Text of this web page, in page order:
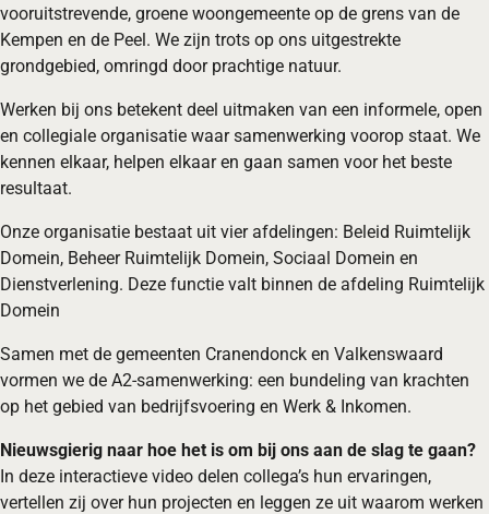
vooruitstrevende, groene woongemeente op de grens van de
Kempen en de Peel. We zijn trots op ons uitgestrekte
grondgebied, omringd door prachtige natuur.
Werken bij ons betekent deel uitmaken van een informele, open
en collegiale organisatie waar samenwerking voorop staat. We
kennen elkaar, helpen elkaar en gaan samen voor het beste
resultaat.
Onze organisatie bestaat uit vier afdelingen: Beleid Ruimtelijk
Domein, Beheer Ruimtelijk Domein, Sociaal Domein en
Dienstverlening. Deze functie valt binnen de afdeling Ruimtelijk
Domein
Samen met de gemeenten Cranendonck en Valkenswaard
vormen we de A2-samenwerking: een bundeling van krachten
op het gebied van bedrijfsvoering en Werk & Inkomen.
Nieuwsgierig naar hoe het is om bij ons aan de slag te gaan?
In deze interactieve video delen collega’s hun ervaringen,
vertellen zij over hun projecten en leggen ze uit waarom werken